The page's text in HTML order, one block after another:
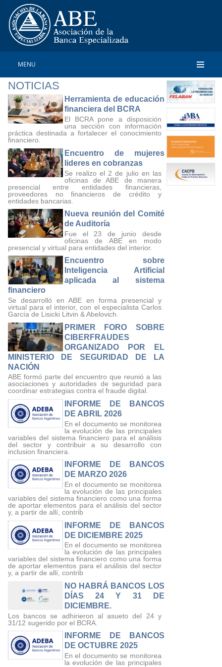
MENU
NOTICIAS
Herramienta de educación
financiera del BCRA
El BCRA pone a disposición
una sección con información
práctica destinada a fortalecer el conocimiento
financiero.
Encuentro de mujeres
lideres en cobranzas
Se realizo el 2 de julio en las
oficinas de ABE de manera
presencial entre entidades financieras,
proveedores no financieros de crédito y
entidades bancarias.
Nueva reunión del Comité
de Auditoría
Fue el 23 de junio desde
oficinas de ABE en modo
presencial y virtual para entidades del interior.
Encuentro sobre
Inteligencia Artificial
aplicada al sistema
financiero
Se desarrolló en ABE en forma presencial y
virtual para el interior, con el especialista Carlos
García de Lisicki Litvin & Abelovich.
PRIMER FORO SOBRE
CIBERFRAUDES
ORGANIZADO POR EL
MINISTERIO DE SEGURIDAD DE LA
NACIÓN
ABE formó parte del encuentro que reunió a las
asociaciones y autoridades de seguridad para
coordinar estrategias contra el fraude digital.
INFORME DE BANCOS
DE ABRIL 2026
En el documento se monitorea
la evolución de las principales
variables del sistema financiero para el análisis
del sector y contribuir a su desarrollo con
inclusion financiera.
INFORME DE BANCOS
DE MARZO 2026
En el documento se monitorea
la evolución de las principales
variables del sistema financiero como una forma
de aportar elementos para el análisis del sector
y, a partir de allí, contrib
INFORME DE BANCOS
DE DICIEMBRE 2025
En el documento se monitorea
la evolución de las principales
variables del sistema financiero como una forma
de aportar elementos para el análisis del sector
y, a partir de allí, contrib
NO HABRÁ BANCOS LOS
DÍAS 24 Y 31 DE
DICIEMBRE.
Los bancos se adhirieron al asueto del 24 y
31/12 sugerido por el BCRA.
INFORME DE BANCOS
DE OCTUBRE 2025
En el documento se monitorea
la evolución de las principales